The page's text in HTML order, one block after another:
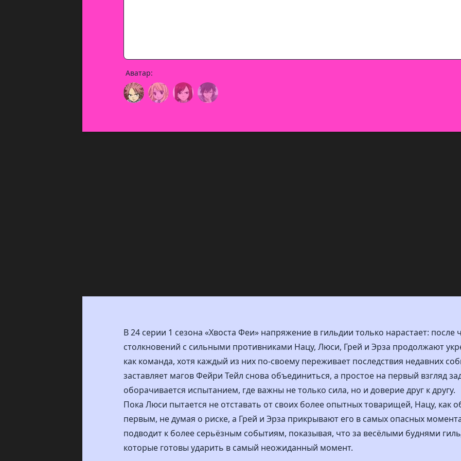
Аватар:
В 24 серии 1 сезона «Хвоста Феи» напряжение в гильдии только нарастает:
столкновений с сильными противниками Нацу, Люси, Грей и Эрза продолжают
как команда, хотя каждый из них по-своему переживает последствия недавних
заставляет магов Фейри Тейл снова объединиться, а простое на первый взгляд
оборачивается испытанием, где важны не только сила, но и доверие друг к другу.
Пока Люси пытается не отставать от своих более опытных товарищей, Нацу, как
первым, не думая о риске, а Грей и Эрза прикрывают его в самых опасных
подводит к более серьёзным событиям, показывая, что за весёлыми буднями
которые готовы ударить в самый неожиданный момент.